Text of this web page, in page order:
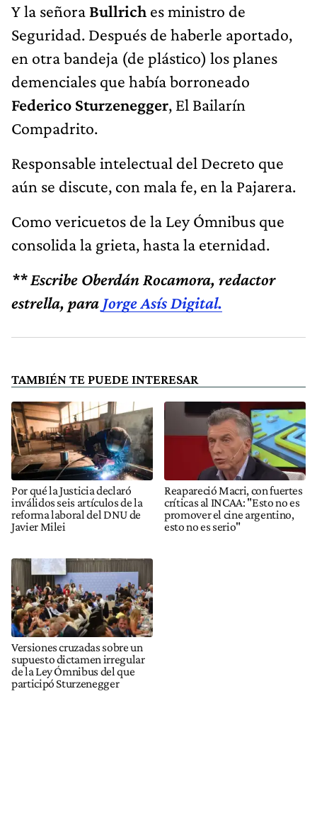
Y la señora Bullrich es ministro de
Seguridad. Después de haberle aportado,
en otra bandeja (de plástico) los planes
demenciales que había borroneado
Federico Sturzenegger, El Bailarín
Compadrito.
Responsable intelectual del Decreto que
aún se discute, con mala fe, en la Pajarera.
Como vericuetos de la Ley Ómnibus que
consolida la grieta, hasta la eternidad.
** Escribe Oberdán Rocamora, redactor
estrella, para Jorge Asís Digital.
TAMBIÉN TE PUEDE INTERESAR
Por qué la Justicia declaró
inválidos seis artículos de la
reforma laboral del DNU de
Javier Milei
Reapareció Macri, con fuertes
críticas al INCAA: "Esto no es
promover el cine argentino,
esto no es serio"
Versiones cruzadas sobre un
supuesto dictamen irregular
de la Ley Ómnibus del que
participó Sturzenegger